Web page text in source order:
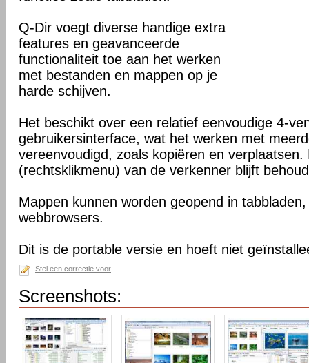
Q-Dir voegt diverse handige extra
features en geavanceerde
functionaliteit toe aan het werken
met bestanden en mappen op je
harde schijven.
Het beschikt over een relatief eenvoudige 4-
gebruikersinterface, wat het werken met
vereenvoudigd, zoals kopiëren en
(rechtsklikmenu) van de verkenner blijft
Mappen kunnen worden geopend in
webbrowsers.
Dit is de portable versie en hoeft niet
Stel een correctie voor
Screenshots: